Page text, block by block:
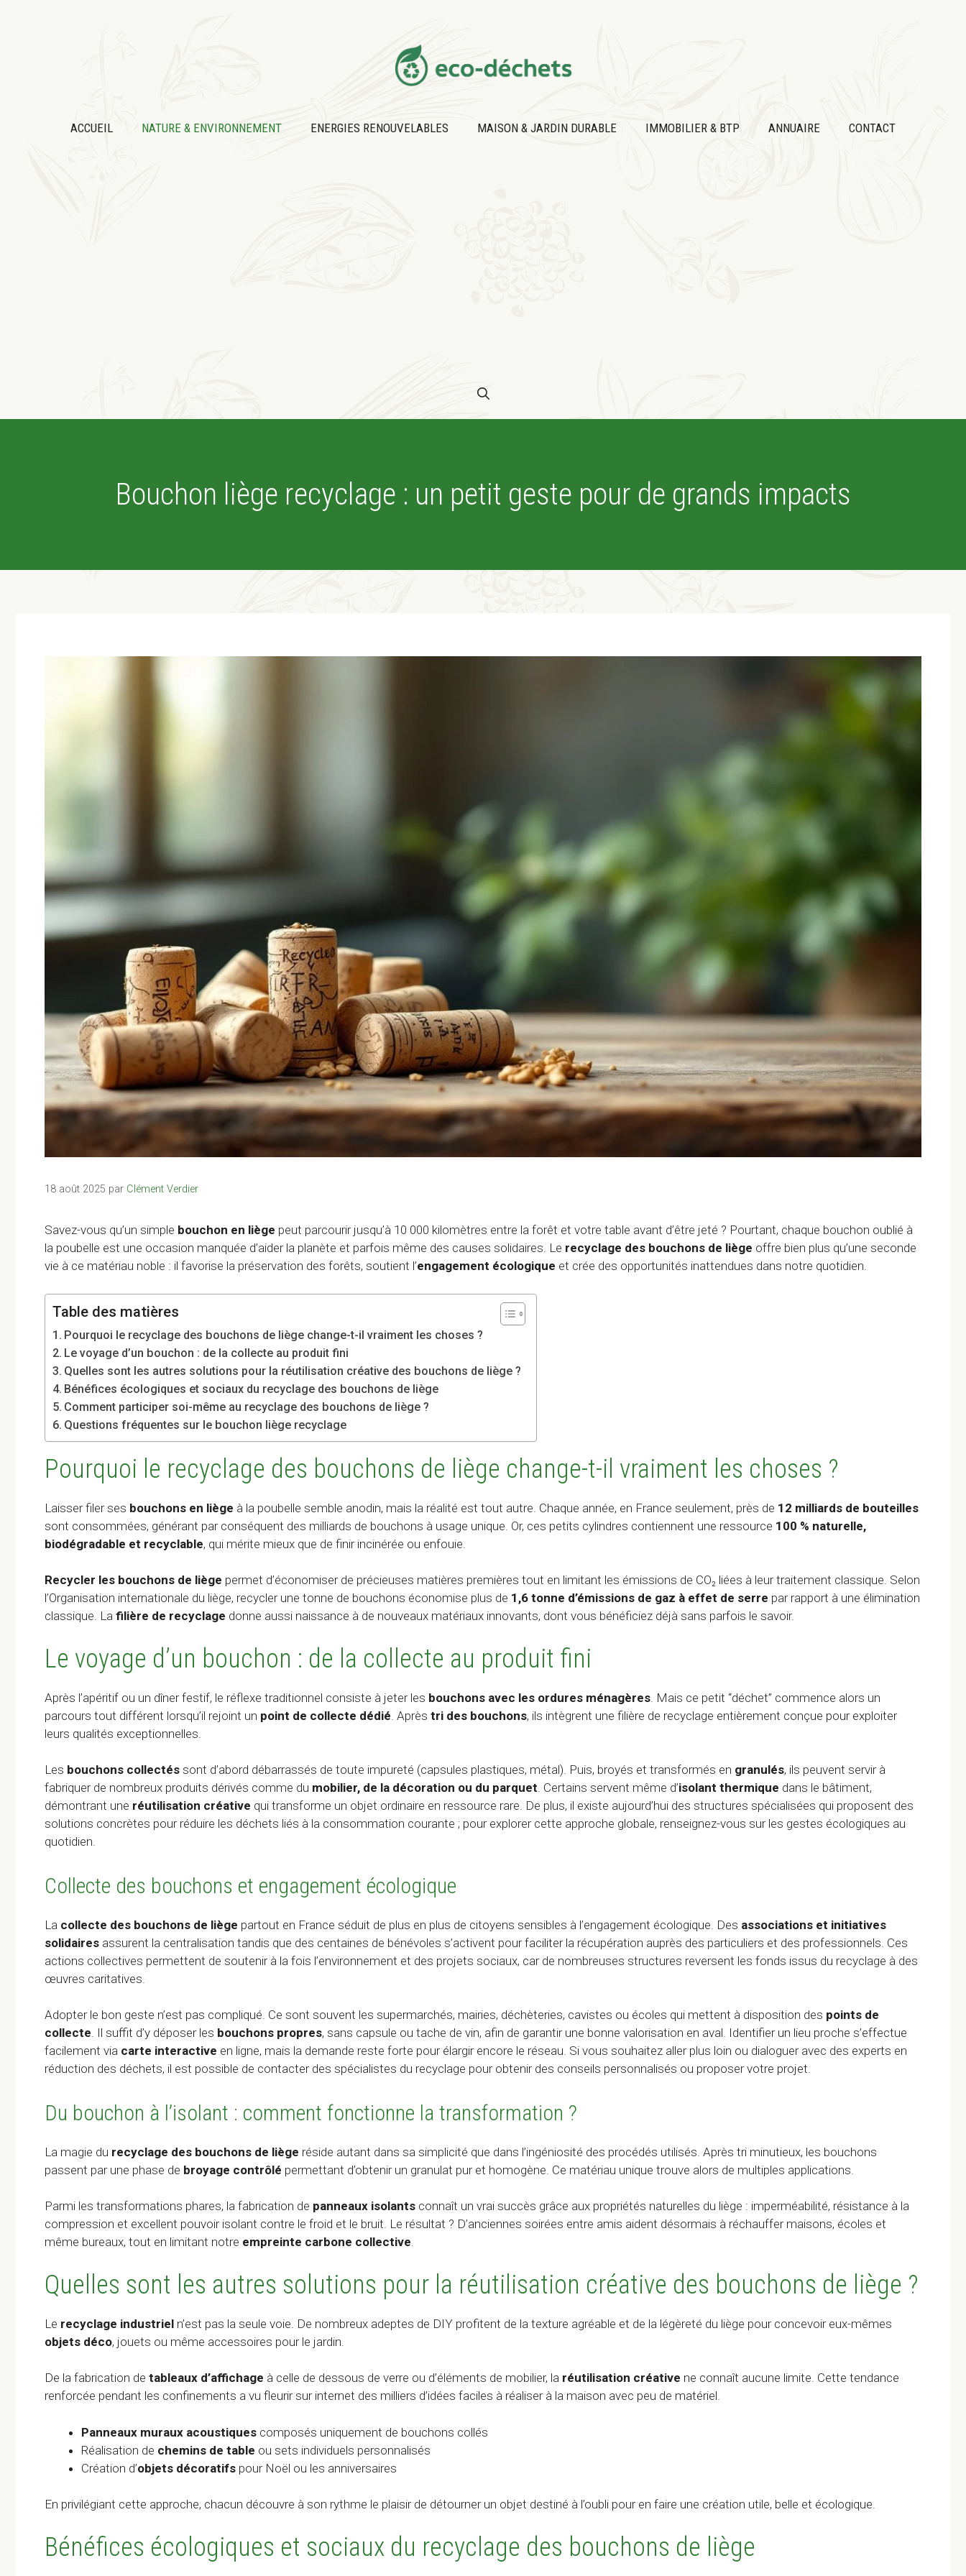
ACCUEIL NATURE & ENVIRONNEMENT ENERGIES RENOUVELABLES MAISON & JARDIN DURABLE IMMOBILIER & BTP ANNUAIRE CONTACT
Bouchon liège recyclage : un petit geste pour de grands impacts
18 août 2025 par Clément Verdier
Savez-vous qu’un simple bouchon en liège peut parcourir jusqu’à 10 000 kilomètres entre la forêt et votre table avant d’être jeté ? Pourtant, chaque bouchon oublié à
la poubelle est une occasion manquée d’aider la planète et parfois même des causes solidaires. Le recyclage des bouchons de liège offre bien plus qu’une seconde
vie à ce matériau noble : il favorise la préservation des forêts, soutient l’engagement écologique et crée des opportunités inattendues dans notre quotidien.
Table des matières
Pourquoi le recyclage des bouchons de liège change-t-il vraiment les choses ?
Le voyage d’un bouchon : de la collecte au produit fini
Quelles sont les autres solutions pour la réutilisation créative des bouchons de liège ?
Bénéfices écologiques et sociaux du recyclage des bouchons de liège
Comment participer soi-même au recyclage des bouchons de liège ?
Questions fréquentes sur le bouchon liège recyclage
Pourquoi le recyclage des bouchons de liège change-t-il vraiment les choses ?
Laisser filer ses bouchons en liège à la poubelle semble anodin, mais la réalité est tout autre. Chaque année, en France seulement, près de 12 milliards de bouteilles
sont consommées, générant par conséquent des milliards de bouchons à usage unique. Or, ces petits cylindres contiennent une ressource 100 % naturelle,
biodégradable et recyclable, qui mérite mieux que de finir incinérée ou enfouie.
Recycler les bouchons de liège permet d’économiser de précieuses matières premières tout en limitant les émissions de CO₂ liées à leur traitement classique. Selon
l’Organisation internationale du liège, recycler une tonne de bouchons économise plus de 1,6 tonne d’émissions de gaz à effet de serre par rapport à une élimination
classique. La filière de recyclage donne aussi naissance à de nouveaux matériaux innovants, dont vous bénéficiez déjà sans parfois le savoir.
Le voyage d’un bouchon : de la collecte au produit fini
Après l’apéritif ou un dîner festif, le réflexe traditionnel consiste à jeter les bouchons avec les ordures ménagères . Mais ce petit “déchet” commence alors un
parcours tout différent lorsqu’il rejoint un point de collecte dédié . Après tri des bouchons, ils intègrent une filière de recyclage entièrement conçue pour exploiter
leurs qualités exceptionnelles.
Les bouchons collectés sont d’abord débarrassés de toute impureté (capsules plastiques, métal). Puis, broyés et transformés en granulés, ils peuvent servir à
fabriquer de nombreux produits dérivés comme du mobilier, de la décoration ou du parquet. Certains servent même d’isolant thermique dans le bâtiment,
démontrant une réutilisation créative qui transforme un objet ordinaire en ressource rare. De plus, il existe aujourd’hui des structures spécialisées qui proposent des
solutions concrètes pour réduire les déchets liés à la consommation courante ; pour explorer cette approche globale, renseignez-vous sur les gestes écologiques au
quotidien.
Collecte des bouchons et engagement écologique
La collecte des bouchons de liège partout en France séduit de plus en plus de citoyens sensibles à l’engagement écologique. Des associations et initiatives
solidaires assurent la centralisation tandis que des centaines de bénévoles s’activent pour faciliter la récupération auprès des particuliers et des professionnels. Ces
actions collectives permettent de soutenir à la fois l’environnement et des projets sociaux, car de nombreuses structures reversent les fonds issus du recyclage à des
œuvres caritatives.
Adopter le bon geste n’est pas compliqué. Ce sont souvent les supermarchés, mairies, déchèteries, cavistes ou écoles qui mettent à disposition des points de
collecte. Il suffit d’y déposer les bouchons propres, sans capsule ou tache de vin, afin de garantir une bonne valorisation en aval. Identifier un lieu proche s’effectue
facilement via carte interactive en ligne, mais la demande reste forte pour élargir encore le réseau. Si vous souhaitez aller plus loin ou dialoguer avec des experts en
réduction des déchets, il est possible de contacter des spécialistes du recyclage pour obtenir des conseils personnalisés ou proposer votre projet.
Du bouchon à l’isolant : comment fonctionne la transformation ?
La magie du recyclage des bouchons de liège réside autant dans sa simplicité que dans l’ingéniosité des procédés utilisés. Après tri minutieux, les bouchons
passent par une phase de broyage contrôlé permettant d’obtenir un granulat pur et homogène. Ce matériau unique trouve alors de multiples applications.
Parmi les transformations phares, la fabrication de panneaux isolants connaît un vrai succès grâce aux propriétés naturelles du liège : imperméabilité, résistance à la
compression et excellent pouvoir isolant contre le froid et le bruit. Le résultat ? D’anciennes soirées entre amis aident désormais à réchauffer maisons, écoles et
même bureaux, tout en limitant notre empreinte carbone collective.
Quelles sont les autres solutions pour la réutilisation créative des bouchons de liège ?
Le recyclage industriel n’est pas la seule voie. De nombreux adeptes de DIY profitent de la texture agréable et de la légèreté du liège pour concevoir eux-mêmes
objets déco, jouets ou même accessoires pour le jardin.
De la fabrication de tableaux d’affichage à celle de dessous de verre ou d’éléments de mobilier, la réutilisation créative ne connaît aucune limite. Cette tendance
renforcée pendant les confinements a vu fleurir sur internet des milliers d’idées faciles à réaliser à la maison avec peu de matériel.
Panneaux muraux acoustiques composés uniquement de bouchons collés
Réalisation de chemins de table ou sets individuels personnalisés
Création d’objets décoratifs pour Noël ou les anniversaires
En privilégiant cette approche, chacun découvre à son rythme le plaisir de détourner un objet destiné à l’oubli pour en faire une création utile, belle et écologique.
Bénéfices écologiques et sociaux du recyclage des bouchons de liège